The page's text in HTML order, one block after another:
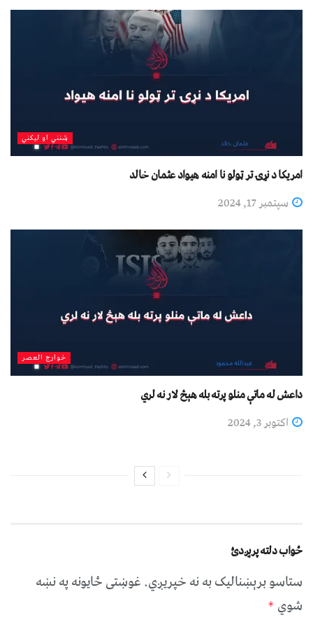
شنني او لیکني
امریکا د نړۍ تر ټولو نا امنه هیواد عثمان خالد
سپتمبر 17, 2024
خوارج العصر
داعش له ماتې منلو پرته بله هېڅ لار نه لري
اکتوبر 3, 2024
ځواب دلته پرېږدئ
ستاسو برېښناليک به نه خپريږي.غوښتى ځایونه په نښه
شوي *